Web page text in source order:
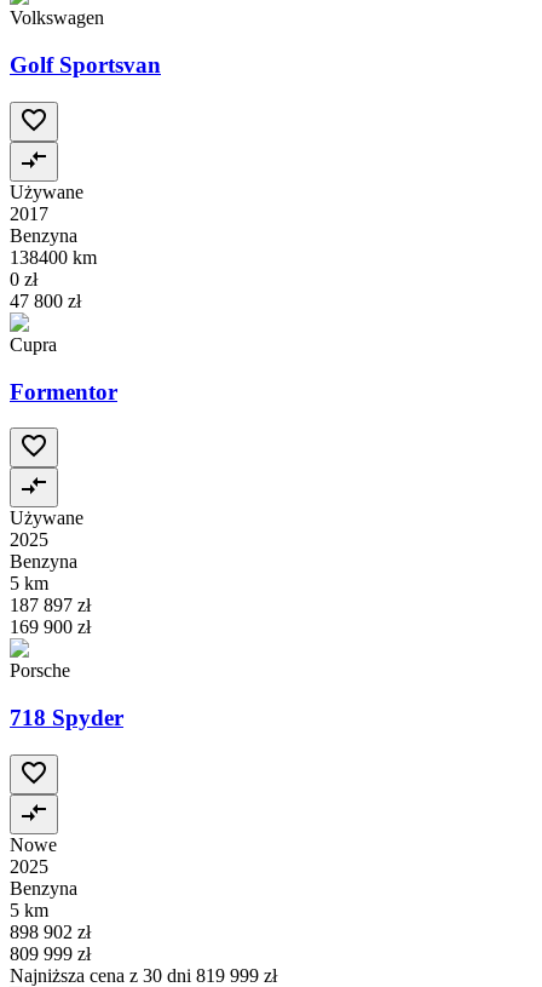
Volkswagen
Golf Sportsvan
Używane
2017
Benzyna
138400 km
0 zł
47 800 zł
Cupra
Formentor
Używane
2025
Benzyna
5 km
187 897 zł
169 900 zł
Porsche
718 Spyder
Nowe
2025
Benzyna
5 km
898 902 zł
809 999 zł
Najniższa cena z 30 dni 819 999 zł